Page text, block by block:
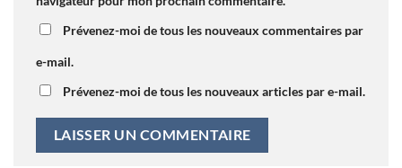
Prévenez-moi de tous les nouveaux commentaires par
e-mail.
Prévenez-moi de tous les nouveaux articles par e-mail.